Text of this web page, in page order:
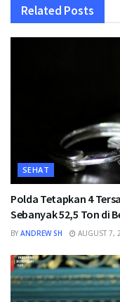
Related Posts
SEHAT
Polda Tetapkan 4
Sebanyak 52,5 Ton di
BY ANDREW SH AUGUST 7,